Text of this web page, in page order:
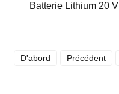
Batterie Lithium 20 V
D'abord Précédent